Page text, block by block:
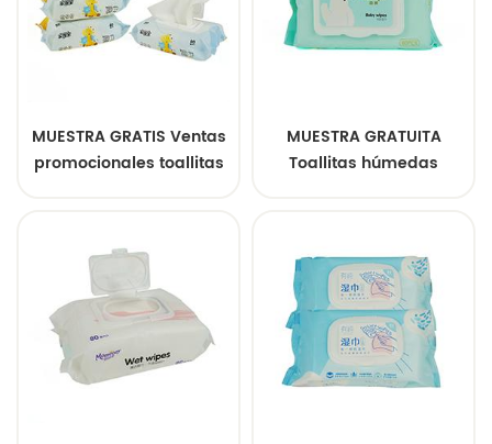
MUESTRA GRATIS Ventas
promocionales toallitas
mayor 80 piezas
toallitas para bebés
MUESTRA GRATUITA
Toallitas húmedas